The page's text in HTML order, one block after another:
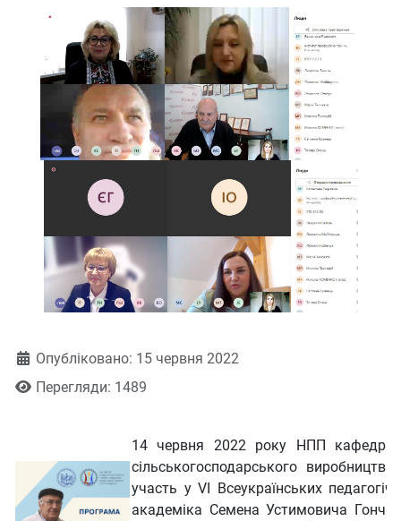
ДеталіОпубліковано: 15 червня 2022
Перегляди: 1489
14 червня 2022 року НПП кафедри
сільськогосподарського
участь у VІ Всеукраїнських
академіка Семена Устимовича